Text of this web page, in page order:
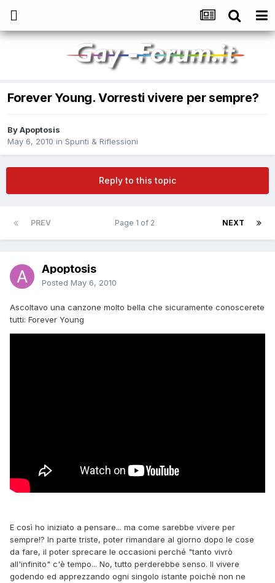
Forever Young. Vorresti vivere per sempre?
ByApoptosis
May 6, 2010 in Spunti & Riflessioni
Reply to this topic
PREV NEXT
Page 1 of 2
Apoptosis
Posted May 6, 2010
Ascoltavo una canzone molto bella che sicuramente conoscerete
tutti: Forever Young
E così ho iniziato a pensare... ma come sarebbe vivere per
sempre!? In parte triste, poter rimandare al giorno dopo le cose
da fare, il poter sprecare le occasioni perché "tanto vivrò
all'infinito" c'è tempo... No, tutto perderebbe senso. Il vivere
godendo ed apprezzando ogni singolo istante poichè non ne